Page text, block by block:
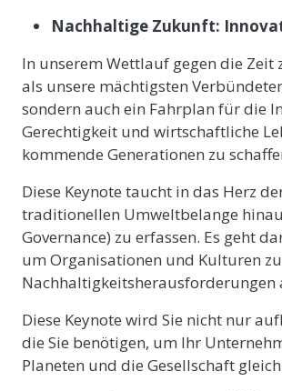
Nachhaltige Zukunft:
In unserem Wettlauf gegen die Zeit
als unsere mächtigsten
sondern auch ein Fahrplan für die
Gerechtigkeit und wirtschaftliche
kommende Generationen zu
Diese Keynote taucht in das Herz
traditionellen Umweltbelange
Governance) zu erfassen. Es geht
um Organisationen und Kulturen
Nachhaltigkeitsherausforderungen
Diese Keynote wird Sie nicht nur
die Sie benötigen, um Ihr
Planeten und die Gesellschaft